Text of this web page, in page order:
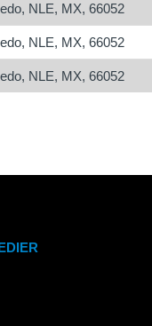
NLE, MX, 66052
NLE, MX, 66052
NLE, MX, 66052